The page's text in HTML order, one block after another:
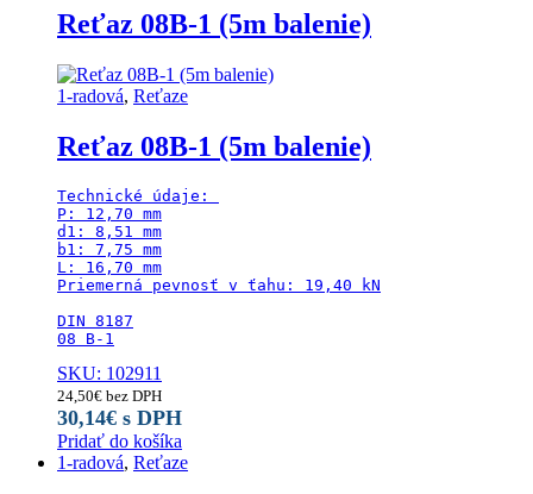
Reťaz 08B-1 (5m balenie)
1-radová, Reťaze
Reťaz 08B-1 (5m balenie)
Technické údaje:
P: 12,70 mm
d1: 8,51 mm
b1: 7,75 mm
L: 16,70 mm
Priemerná pevnosť v ťahu: 19,40 kN
DIN 8187
08 B-1
SKU: 102911
24,50€ bez DPH
30,14€ s DPH
Pridať do košíka
1-radová, Reťaze